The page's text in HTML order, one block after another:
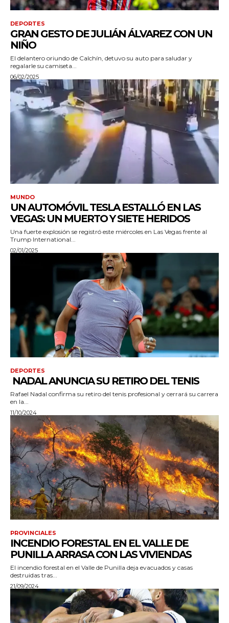
DEPORTES
GRAN GESTO DE JULIÁN ÁLVAREZ CON UN
NIÑO
El delantero oriundo de Calchín, detuvo su auto para saludar y
regalarle su camiseta...
06/02/2025
MUNDO
UN AUTOMÓVIL TESLA ESTALLÓ EN LAS
VEGAS: UN MUERTO Y SIETE HERIDOS
Una fuerte explosión se registró este miércoles en Las Vegas frente al
Trump International...
02/01/2025
DEPORTES
NADAL ANUNCIA SU RETIRO DEL TENIS
Rafael Nadal confirma su retiro del tenis profesional y cerrará su carrera
en la...
11/10/2024
PROVINCIALES
INCENDIO FORESTAL EN EL VALLE DE
PUNILLA ARRASA CON LAS VIVIENDAS
El incendio forestal en el Valle de Punilla deja evacuados y casas
destruidas tras...
21/09/2024